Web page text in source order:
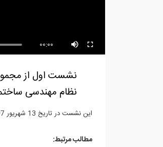
00:00
نشست اول از
نظام مهندسی
این نشست در تاریخ 13 شهریور 97 با مروری بر مهم‌ترین دغدغه‌های روز جامعه مهندسی ساختمان برگزار شد.
مطالب مرتبط: